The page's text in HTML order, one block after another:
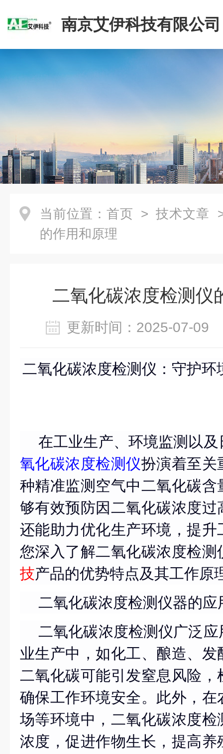
南京艾伊科技有限公司
当前位置： 首页 > 技术文章
的作用和原理
二氧化碳浓度检测仪
更新时间：2025-07-
二氧化碳浓度检测仪：守护环
在工业生产、环境监测以
氧化碳浓度检测仪扮演着至关
种精准监测空气中二氧化碳
够有效预防因二氧化碳浓度
还能助力优化生产环境，提
您深入了解二氧化碳浓度检测
技产品的优势特点及其工作原
二氧化碳浓度检测仪器的应
二氧化碳浓度检测仪广泛
业生产中，如化工、酿造、
二氧化碳可能引发窒息风险
确保工作环境安全。此外，
场等环境中，二氧化碳浓度
浓度，促进作物生长，提高